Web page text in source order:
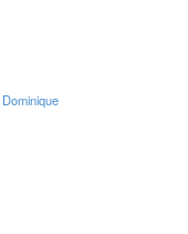
Dominique